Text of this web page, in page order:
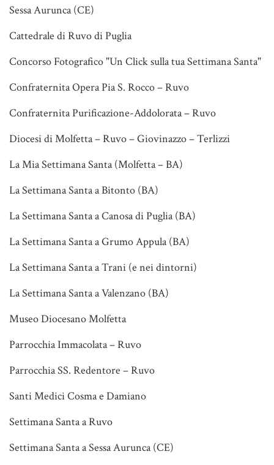
Sessa Aurunca (CE)
Cattedrale di Ruvo di Puglia
Concorso Fotografico "Un Click sulla tua Settimana Santa"
Confraternita Opera Pia S. Rocco – Ruvo
Confraternita Purificazione-Addolorata – Ruvo
Diocesi di Molfetta – Ruvo – Giovinazzo – Terlizzi
La Mia Settimana Santa (Molfetta – BA)
La Settimana Santa a Bitonto (BA)
La Settimana Santa a Canosa di Puglia (BA)
La Settimana Santa a Grumo Appula (BA)
La Settimana Santa a Trani (e nei dintorni)
La Settimana Santa a Valenzano (BA)
Museo Diocesano Molfetta
Parrocchia Immacolata – Ruvo
Parrocchia SS. Redentore – Ruvo
Santi Medici Cosma e Damiano
Settimana Santa a Ruvo
Settimana Santa a Sessa Aurunca (CE)